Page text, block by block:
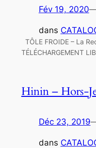
Fév 19, 2020
dans
TÔLE FROIDE – La
TÉLÉCHARGEMENT
Hinin – Hors-
Déc 23, 2019
dans